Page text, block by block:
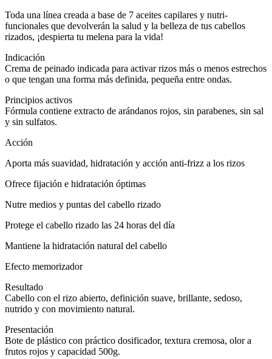
Toda una línea creada a base de 7 aceites capilares y nutri-
funcionales que devolverán la salud y la belleza de tus cabellos
rizados, ¡despierta tu melena para la vida!
Indicación
Crema de peinado indicada para activar rizos más o menos estrechos
o que tengan una forma más definida, pequeña entre ondas.
Principios activos
Fórmula contiene extracto de arándanos rojos, sin parabenes, sin sal
y sin sulfatos.
Acción
Aporta más suavidad, hidratación y acción anti-frizz a los rizos
Ofrece fijación e hidratación óptimas
Nutre medios y puntas del cabello rizado
Protege el cabello rizado las 24 horas del día
Mantiene la hidratación natural del cabello
Efecto memorizador
Resultado
Cabello con el rizo abierto, definición suave, brillante, sedoso,
nutrido y con movimiento natural.
Presentación
Bote de plástico con práctico dosificador, textura cremosa, olor a
frutos rojos y capacidad 500g.